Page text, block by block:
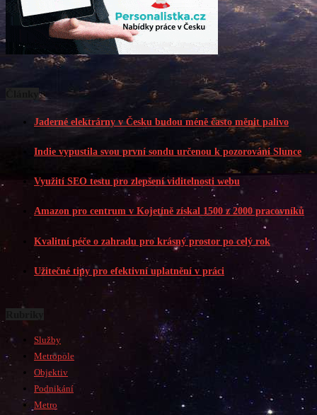
Jaderné elektrárny v Česku budou méně často měnit palivo
Indie vypustila svou první sondu určenou k pozorování Slunce
Využití SEO testu pro zlepšení viditelnosti webu
Amazon pro centrum v Kojetíně získal 1500 z 2000 pracovníků
Kvalitní péče o zahradu pro krásný prostor po celý rok
Užitečné tipy pro efektivní uplatnění v práci
Služby
Metropole
Objektiv
Podnikání
Metro